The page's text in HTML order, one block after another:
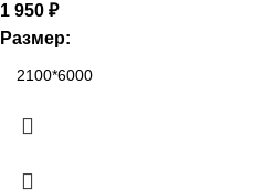
1 950 ₽
Размер: